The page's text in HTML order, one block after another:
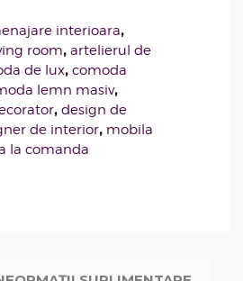
interioara,
room, artelierul de
de lux, comoda
lemn masiv,
, design de
de interior, mobila
la comanda